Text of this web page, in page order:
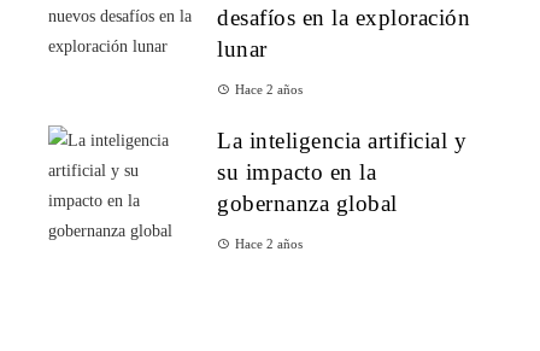
desafíos en la exploración
lunar
Hace 2 años
La inteligencia artificial y
su impacto en la
gobernanza global
Hace 2 años